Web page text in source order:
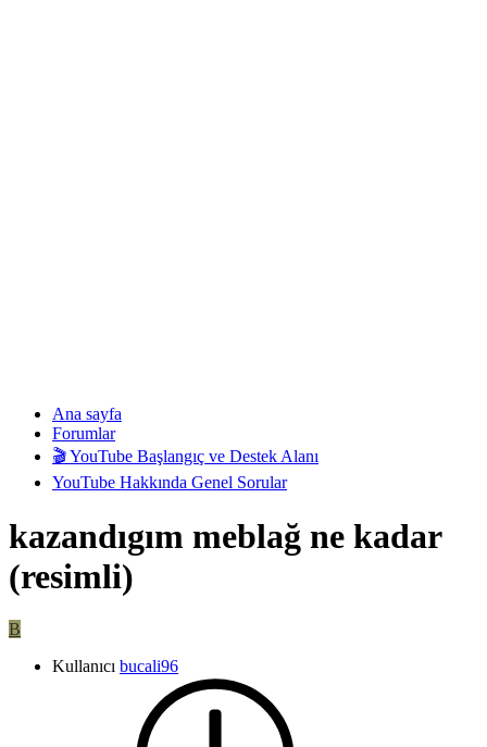
Ana sayfa
Forumlar
🎬 YouTube Başlangıç ve Destek Alanı
YouTube Hakkında Genel Sorular
kazandıgım meblağ ne kadar
(resimli)
B
Kullanıcı bucali96